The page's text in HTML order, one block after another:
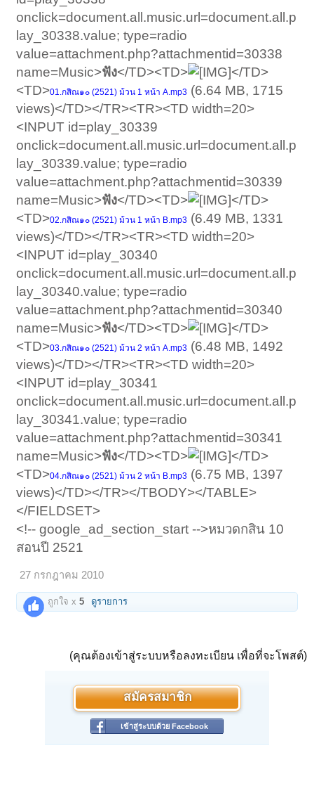
onclick=document.all.music.url=document.all.p
lay_30338.value; type=radio
value=attachment.php?attachmentid=30338
name=Music>ฟัง</TD><TD>
</TD>
<TD>01.กสิณ๑๐ (2521) ม้วน 1 หน้า A.mp3 (6.64 MB, 1715
views)</TD></TR><TR><TD width=20>
<INPUT id=play_30339
onclick=document.all.music.url=document.all.p
lay_30339.value; type=radio
value=attachment.php?attachmentid=30339
name=Music>ฟัง</TD><TD>
</TD>
<TD>02.กสิณ๑๐ (2521) ม้วน 1 หน้า B.mp3 (6.49 MB, 1331
views)</TD></TR><TR><TD width=20>
<INPUT id=play_30340
onclick=document.all.music.url=document.all.p
lay_30340.value; type=radio
value=attachment.php?attachmentid=30340
name=Music>ฟัง</TD><TD>
</TD>
<TD>03.กสิณ๑๐ (2521) ม้วน 2 หน้า A.mp3 (6.48 MB, 1492
views)</TD></TR><TR><TD width=20>
<INPUT id=play_30341
onclick=document.all.music.url=document.all.p
lay_30341.value; type=radio
value=attachment.php?attachmentid=30341
name=Music>ฟัง</TD><TD>
</TD>
<TD>04.กสิณ๑๐ (2521) ม้วน 2 หน้า B.mp3 (6.75 MB, 1397
views)</TD></TR></TBODY></TABLE>
</FIELDSET>
<!-- google_ad_section_start -->หมวดกสิน 10
สอนปี 2521
27 กรกฎาคม 2010
ถูกใจ x5 ดูรายการ
(คุณต้องเข้าสู่ระบบหรือลงทะเบียน เพื่อที่จะโพสต์)
สมัครสมาชิก
เข้าสู่ระบบด้วย Facebook